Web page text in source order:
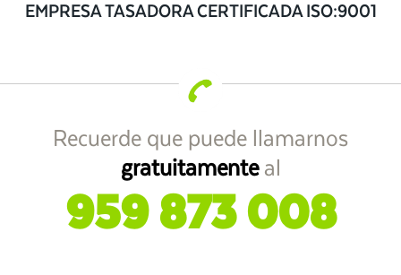
EMPRESA TASADORA CERTIFICADA ISO:9001
Recuerde que puede llamarnos
gratuitamenteal
959 873 008